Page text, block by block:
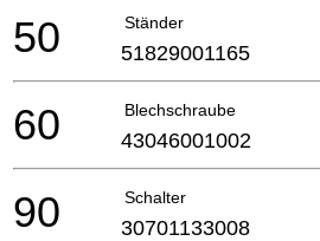
Ständer
50 51829001165
Blechschraube
60 43046001002
Schalter
90 30701133008